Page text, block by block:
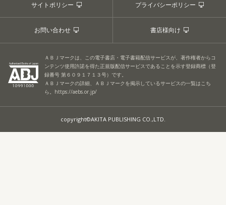
サイトポリシー プライバシーポリシー
お問い合わせ 書店様向け
ＡＢＪマークは、この電子書店・電子書籍配信サービスが、著作権者からコ
ンテンツ使用許諾を得た正規版配信サービスであることを示す登録商標（登
録番号 第６０９１７１３号）です。
ＡＢＪマークの詳細、ＡＢＪマークを掲示しているサービスの一覧はこち
ら。 https://aebs.or.jp/
copyright©AKITA PUBLISHING CO.,LTD.